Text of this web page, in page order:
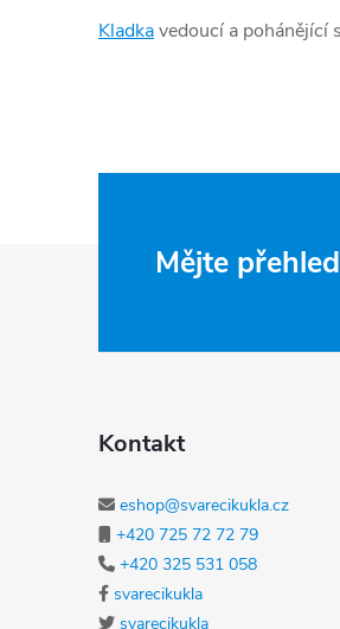
Kladkavedoucí a pohánějící
Mějte
Kontakt
eshop@svarecikukla.cz
+420 725 72 72 79
+420 325 531 058
svarecikukla
svarecikukla